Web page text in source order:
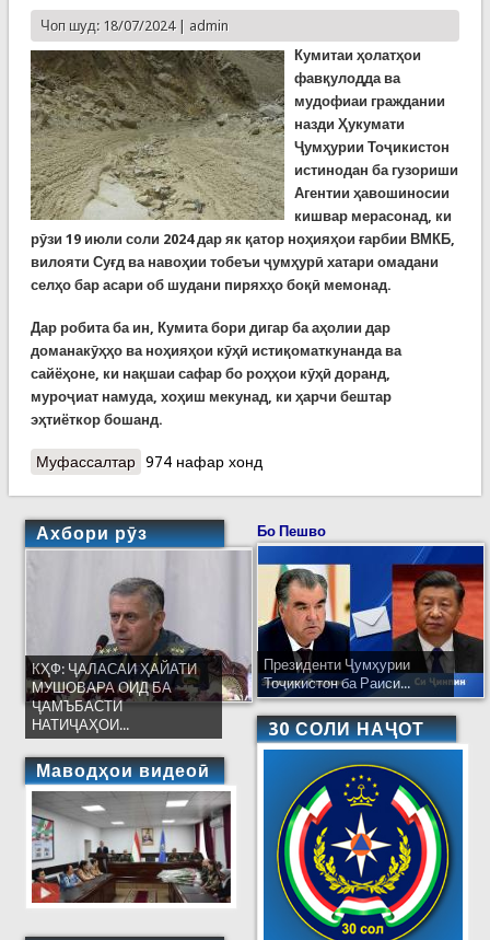
Чоп шуд: 18/07/2024 | admin
Кумитаи ҳолатҳои
фавқулодда ва
мудофиаи граждании
назди Ҳукумати
Ҷумҳурии Тоҷикистон
истинодан ба гузориши
Агентии ҳавошиносии
кишвар мерасонад, ки
рӯзи 19 июли соли 2024 дар як қатор ноҳияҳои ғарбии ВМКБ,
вилояти Суғд ва навоҳии тобеъи ҷумҳурӣ хатари омадани
селҳо бар асари об шудани пиряхҳо боқӣ мемонад.
Дар робита ба ин, Кумита бори дигар ба аҳолии дар
доманакӯҳҳо ва ноҳияҳои кӯҳӣ истиқоматкунанда ва
сайёҳоне, ки нақшаи сафар бо роҳҳои кӯҳӣ доранд,
муроҷиат намуда, хоҳиш мекунад, ки ҳарчи бештар
эҳтиёткор бошанд.
Муфассалтаро Ҳушдори КҲФ аз омадани селҳо бар асари об
974 нафар хонд
Ахбори рӯз
КҲФ: ҶАЛАСАИ ҲАЙАТИ
МУШОВАРА ОИД БА
ҶАМЪБАСТИ
НАТИҶАҲОИ...
Маводҳои видеоӣ
Бо Пешво
Президенти Ҷумҳурии
Тоҷикистон ба Раиси...
30 СОЛИ НАҶОТ